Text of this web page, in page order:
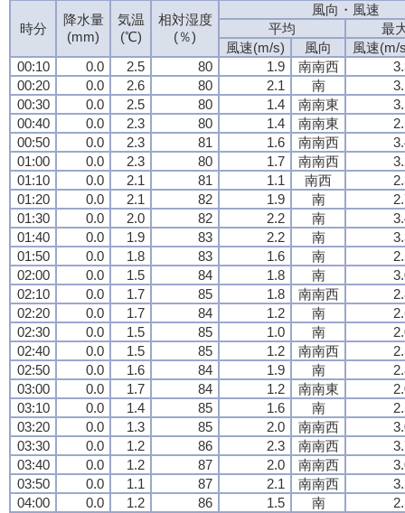
時分
降水量
(mm)
気温
(℃)
相対湿度
(％)
風向・風速
平均
最
風速(m/s)
風向
風速(m/
00:10
0.0 2.5 80 1.9 南南西
00:20
0.0 2.6 80 2.1 南
00:30
0.0 2.5 80 1.4 南南東
00:40
0.0 2.3 80 1.4 南南東
00:50
0.0 2.3 81 1.6 南南西
01:00
0.0 2.3 80 1.7 南南西
01:10
0.0 2.1 81 1.1 南西
01:20
0.0 2.1 82 1.9 南
01:30
0.0 2.0 82 2.2 南
01:40
0.0 1.9 83 2.2 南
01:50
0.0 1.8 83 1.6 南
02:00
0.0 1.5 84 1.8 南
02:10
0.0 1.7 85 1.8 南南西
02:20
0.0 1.7 84 1.2 南
02:30
0.0 1.5 85 1.0 南
02:40
0.0 1.5 85 1.2 南南西
02:50
0.0 1.6 84 1.9 南
03:00
0.0 1.7 84 1.2 南南東
03:10
0.0 1.4 85 1.6 南
03:20
0.0 1.3 85 2.0 南南西
03:30
0.0 1.2 86 2.3 南南西
03:40
0.0 1.2 87 2.0 南南西
03:50
0.0 1.1 87 2.1 南南西
04:00
0.0 1.2 86 1.5 南